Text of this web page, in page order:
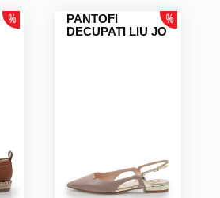
PANTOFI
DECUPATI LIU JO